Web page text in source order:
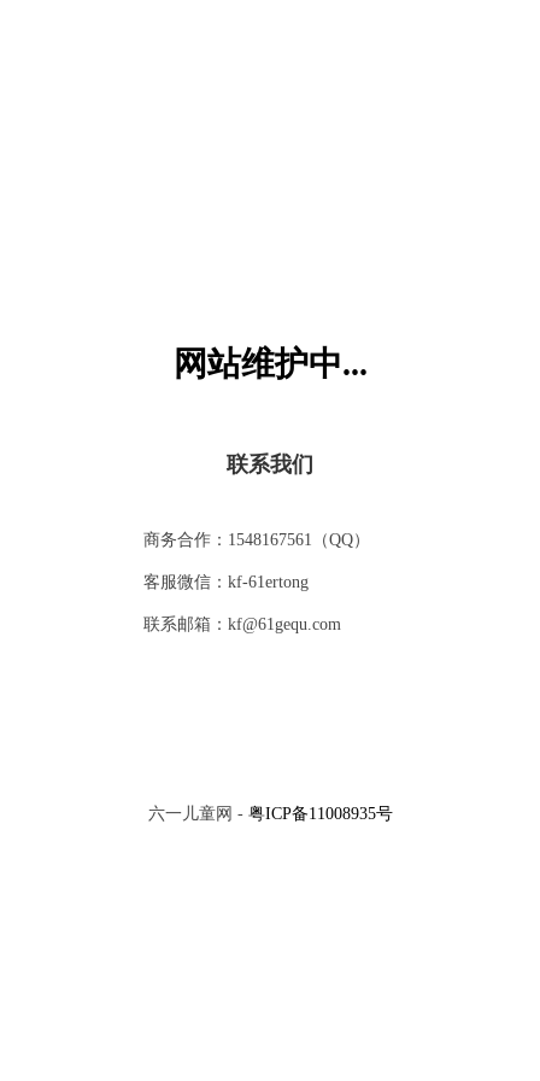
网站维护中...
联系我们
商务合作：1548167561（QQ）
客服微信：kf-61ertong
联系邮箱：kf@61gequ.com
六一儿童网 - 粤ICP备11008935号